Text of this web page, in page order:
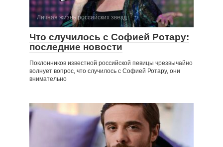
Личная жизнь российских звезд
Что случилось с Софией Ротару:
последние новости
Поклонников известной российской певицы чрезвычайно
волнует вопрос, что случилось с Софией Ротару, они
внимательно